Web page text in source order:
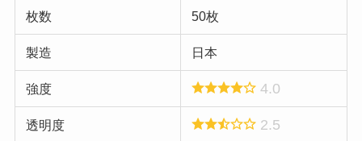
枚数 50枚
製造 日本
強度 4.0
透明度 2.5